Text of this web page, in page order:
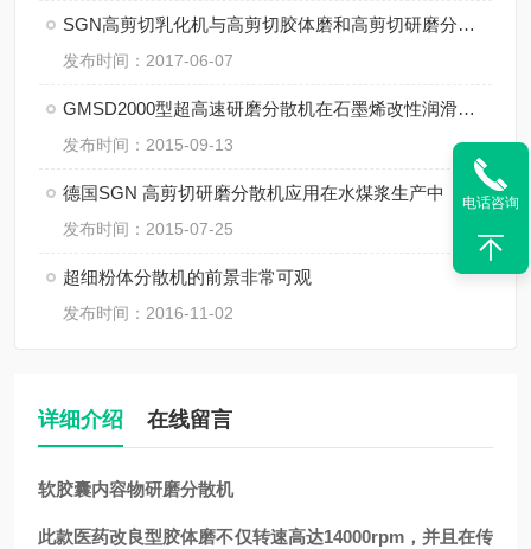
SGN高剪切乳化机与高剪切胶体磨和高剪切研磨分散机的区别
发布时间：2017-06-07
GMSD2000型超高速研磨分散机在石墨烯改性润滑油中的应用
发布时间：2015-09-13
德国SGN 高剪切研磨分散机应用在水煤浆生产中
发布时间：2015-07-25
超细粉体分散机的前景非常可观
发布时间：2016-11-02
详细介绍 在线留言
软胶囊内容物研磨分散机
此款医药改良型胶体磨不仅转速高达14000rpm，并且在传
电话咨询